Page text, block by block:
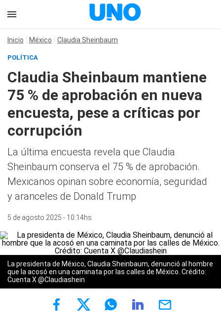
Inicio México Claudia Sheinbaum
POLÍTICA
Claudia Sheinbaum mantiene
75 % de aprobación en nueva
encuesta, pese a críticas por
corrupción
La última encuesta revela que Claudia
Sheinbaum conserva el 75 % de aprobación.
Mexicanos opinan sobre economía, seguridad
y aranceles de Donald Trump
5 de agosto 2025 - 10:14hs
La presidenta de México, Claudia Sheinbaum, denunció al hombre
que la acosó en una caminata por las calles de México. Crédito:
Cuenta X @Claudiashein